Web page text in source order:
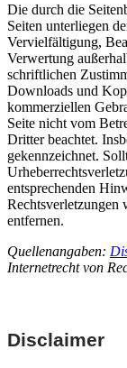
Die durch die
Seiten unterliegen
Vervielfältigung,
Verwertung
schriftlichen
Downloads und
kommerziellen
Seite nicht vom
Dritter beachtet.
gekennzeichnet.
entsprechenden
Rechtsverletzungen
entfernen.
Quellenangaben:
Internetrecht von
Disclaimer